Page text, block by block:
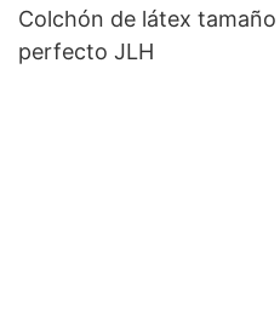
Colchón de látex
perfecto JLH